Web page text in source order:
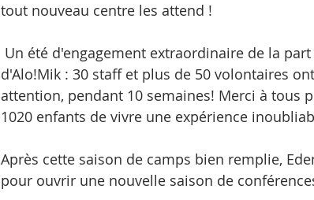
tout nouveau centre les attend !
d'Alo!Mik : 30 staff et plus de 50 volontaires
attention, pendant 10 semaines! Merci à tous
1020 enfants de vivre une expérience
Après cette saison de camps bien remplie,
pour ouvrir une nouvelle saison de